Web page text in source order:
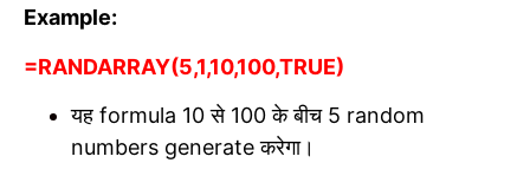
Example:
=RANDARRAY(5,1,10,100,TRUE)
यह formula 10 से 100 के बीच 5 random
numbers generate करेगा।